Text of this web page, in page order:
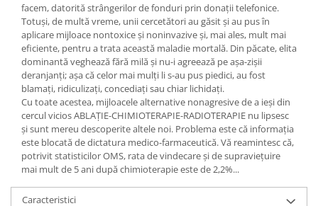
facem, datorită strângerilor de fonduri prin donaţii telefonice.
Totuşi, de multă vreme, unii cercetători au găsit şi au pus în
aplicare mijloace nontoxice şi noninvazive şi, mai ales, mult mai
eficiente, pentru a trata această maladie mortală. Din păcate, elita
dominantă veghează fără milă şi nu-i agreează pe aşa-zişii
deranjanţi; aşa că celor mai mulţi li s-au pus piedici, au fost
blamaţi, ridiculizaţi, concediaţi sau chiar lichidaţi.
Cu toate acestea, mijloacele alternative nonagresive de a ieşi din
cercul vicios ABLAŢIE-CHIMIOTERAPIE-RADIOTERAPIE nu lipsesc
şi sunt mereu descoperite altele noi. Problema este că informaţia
este blocată de dictatura medico-farmaceutică. Vă reamintesc că,
potrivit statisticilor OMS, rata de vindecare şi de supravieţuire
mai mult de 5 ani după chimioterapie este de 2,2%...
Caracteristici